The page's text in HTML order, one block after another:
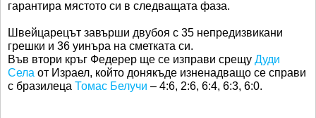
гарантира мястото си в следващата фаза.
Швейцарецът завърши двубоя с 35 непредизвикани
грешки и 36 уинъра на сметката си.
Във втори кръг Федерер ще се изправи срещу Дуди
Села от Израел, който донякъде изненадващо се справи
с бразилеца Томас Белучи – 4:6, 2:6, 6:4, 6:3, 6:0.